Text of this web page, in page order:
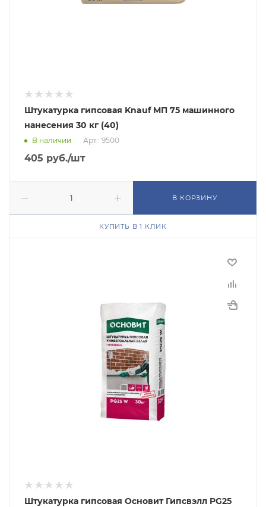
Штукатурка гипсовая Knauf МП 75 машинного
нанесения 30 кг (40)
В наличии Арт.: 9500
405 руб./шт
В КОРЗИНУ
КУПИТЬ В 1 КЛИК
Штукатурка гипсовая Основит Гипсвэлл PG25